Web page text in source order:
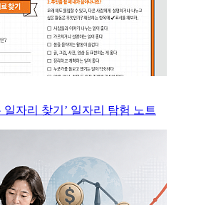
일자리 찾기’ 일자리 탐험 노트